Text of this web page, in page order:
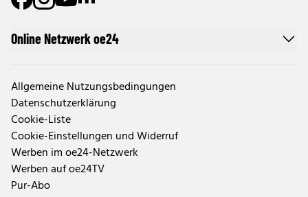
Online Netzwerk oe24
Allgemeine Nutzungsbedingungen
Datenschutzerklärung
Cookie-Liste
Cookie-Einstellungen und Widerruf
Werben im oe24-Netzwerk
Werben auf oe24TV
Pur-Abo